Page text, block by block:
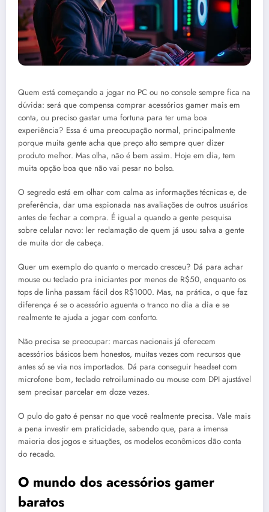
Quem está começando a jogar no PC ou no console sempre fica na
dúvida: será que compensa comprar acessórios gamer mais em
conta, ou preciso gastar uma fortuna para ter uma boa
experiência? Essa é uma preocupação normal, principalmente
porque muita gente acha que preço alto sempre quer dizer
produto melhor. Mas olha, não é bem assim. Hoje em dia, tem
muita opção boa que não vai pesar no bolso.
O segredo está em olhar com calma as informações técnicas e, de
preferência, dar uma espionada nas avaliações de outros usuários
antes de fechar a compra. É igual a quando a gente pesquisa
sobre celular novo: ler reclamação de quem já usou salva a gente
de muita dor de cabeça.
Quer um exemplo do quanto o mercado cresceu? Dá para achar
mouse ou teclado pra iniciantes por menos de R$50, enquanto os
tops de linha passam fácil dos R$1000. Mas, na prática, o que faz
diferença é se o acessório aguenta o tranco no dia a dia e se
realmente te ajuda a jogar com conforto.
Não precisa se preocupar: marcas nacionais já oferecem
acessórios básicos bem honestos, muitas vezes com recursos que
antes só se via nos importados. Dá para conseguir headset com
microfone bom, teclado retroiluminado ou mouse com DPI ajustável
sem precisar parcelar em doze vezes.
O pulo do gato é pensar no que você realmente precisa. Vale mais
a pena investir em praticidade, sabendo que, para a imensa
maioria dos jogos e situações, os modelos econômicos dão conta
do recado.
O mundo dos acessórios gamer
baratos